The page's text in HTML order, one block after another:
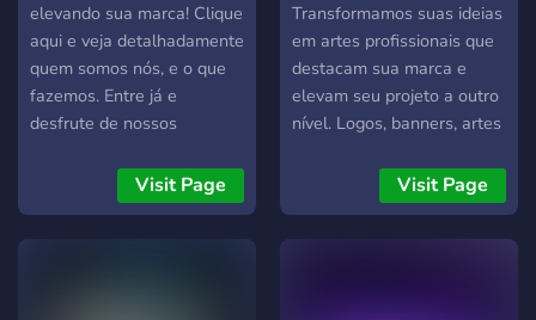
elevando sua marca! Clique
aqui e veja detalhadamente
quem somos nós, e o que
fazemos. Entre já e
desfrute de nossos
Visit Page
Transformamos suas ideias
em artes profissionais que
destacam sua marca e
elevam seu projeto a outro
nível. Logos, banners, artes
tudo personalizado, criativo
e feito com qualidade.
Entre agora, faça seu
Visit Page